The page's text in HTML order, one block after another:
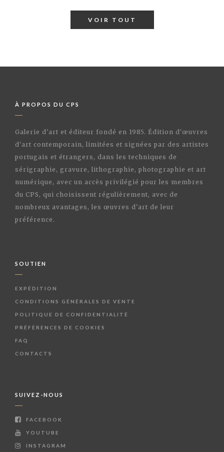
VOIR TOUT
À PROPOS DU CPS
Galerie d'art et éditeur fondé en 1985. Édition d'œuvres
d'art contemporain, limitées et signées par des artistes
portugais et étrangers, dans les techniques de
sérigraphie, gravure, lithographie, photographie et art
numérique, avec un accès privilégié pour les membres
du CPS, qui choisissent régulièrement, avec de
nombreux avantages, les œuvres d'art de leur
préférence.
SOUTIEN
EXPÉDITION
CONDITIONS GÉNÉRALES DE VENTE
POLITIQUE DE CONFIDENTIALITÉ
PRÉFÉRENCES DE COOKIES
FAQ
CONTACTS
SUIVEZ-NOUS
FACEBOOK
YOUTUBE
INSTAGRAM